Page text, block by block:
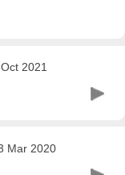
2021
Mar 2020